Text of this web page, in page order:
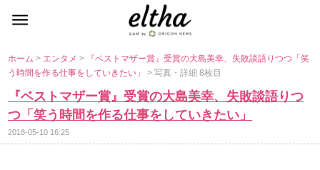
ホーム> エンタメ>
『ベストマザー賞』受賞の大島美幸、失敗談語りつつ「笑
う時間を作る仕事をしていきたい」> 写真・詳細 8枚目
『ベストマザー賞』受賞の大島美幸、失敗談語りつ
つ「笑う時間を作る仕事をしていきたい」
2018-05-10 16:25